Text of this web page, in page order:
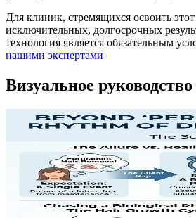
Для клиник, стремящихся освоить
исключительных, долгосрочных
технология является обязательным
нашими экспертами
Визуальное руководство